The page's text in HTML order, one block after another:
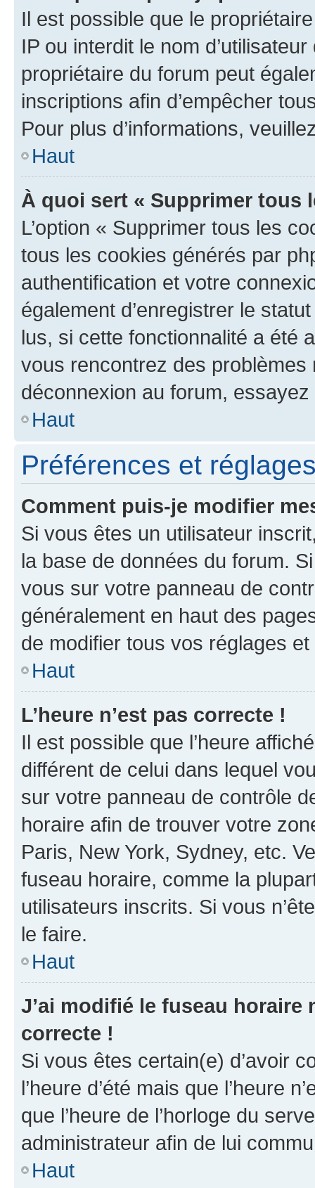
Il est possible que le
IP ou interdit le nom
propriétaire du forum peut
inscriptions afin d’empêcher
Pour plus d’informations,
Haut
À quoi sert « Supprimer tous
L’option « Supprimer tous les
tous les cookies générés par
authentification et votre
également d’enregistrer le
lus, si cette fonctionnalité a été
vous rencontrez des
déconnexion au forum,
Haut
Préférences et
Comment puis-je modifier
Si vous êtes un utilisateur
la base de données du forum.
vous sur votre panneau de
généralement en haut des
de modifier tous vos réglages
Haut
L’heure n’est pas correcte !
Il est possible que l’heure
différent de celui dans lequel
sur votre panneau de contrôle
horaire afin de trouver votre
Paris, New York, Sydney, etc.
fuseau horaire, comme la
utilisateurs inscrits. Si vous
le faire.
Haut
J’ai modifié le fuseau horaire
correcte !
Si vous êtes certain(e) d’avoir
l’heure d’été mais que l’heure
que l’heure de l’horloge du
administrateur afin de lui
Haut